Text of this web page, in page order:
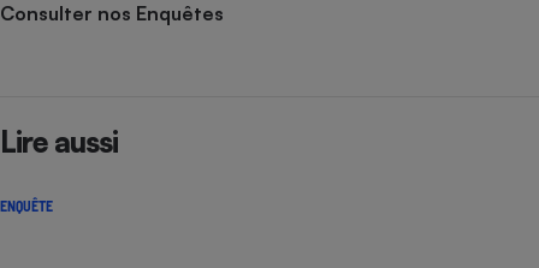
Consulter nos Enquêtes
Lire aussi
ENQUÊTE